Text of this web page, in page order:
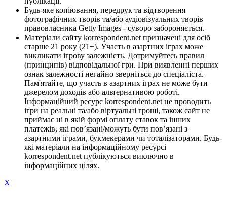
Будь-яке копіювання, передрук та відтворення
фотографічних творів та/або аудіовізуальних творів
правовласника Getty Images - суворо забороняється.
Матеріали сайту korrespondent.net призначені для осіб
старше 21 року (21+). Участь в азартних іграх може
викликати ігрову залежність. Дотримуйтесь правил
(принципів) відповідальної гри. При виявленні перших
ознак залежності негайно зверніться до спеціаліста.
Пам'ятайте, що участь в азартних іграх не може бути
джерелом доходів або альтернативою роботі.
Інформаційний ресурс korrespondent.net не проводить
ігри на реальні та/або віртуальні гроші, також сайт не
приймає ні в якій формі оплату ставок та інших
платежів, які пов’язані/можуть бути пов’язані з
азартними іграми, букмекерами чи тоталізаторами. Будь-
які матеріали на інформаційному ресурсі
korrespondent.net публікуються виключно в
інформаційних цілях.
X